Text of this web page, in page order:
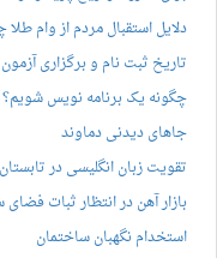
دلایل استقبال مردم از وام
تاریخ ثبت نام و برگزاری آزمون
چگونه یک برنامه نویس شویم؟
جاهای دیدنی دماوند
تقویت زبان انگلیسی در
بازار آهن در انتظار ثبات
استخدام نگهبان ساختمان